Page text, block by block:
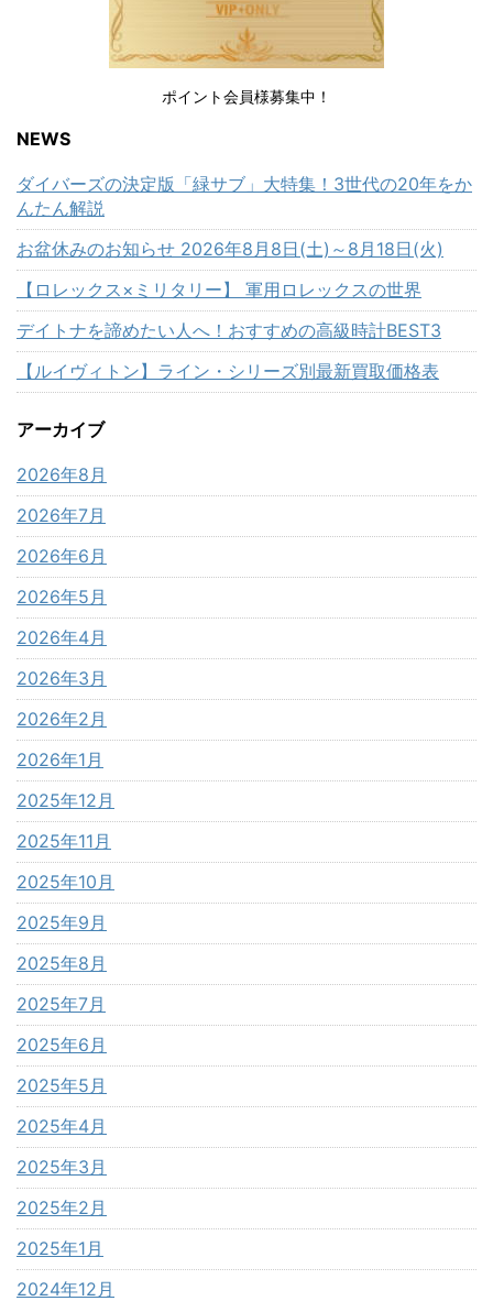
ポイント会員様募集中！
NEWS
ダイバーズの決定版「緑サブ」大特集！3世代の20年をか
んたん解説
お盆休みのお知らせ 2026年8月8日(土)～8月18日(火)
【ロレックス×ミリタリー】 軍用ロレックスの世界
デイトナを諦めたい人へ！おすすめの高級時計BEST3
【ルイヴィトン】ライン・シリーズ別最新買取価格表
アーカイブ
2026年8月
2026年7月
2026年6月
2026年5月
2026年4月
2026年3月
2026年2月
2026年1月
2025年12月
2025年11月
2025年10月
2025年9月
2025年8月
2025年7月
2025年6月
2025年5月
2025年4月
2025年3月
2025年2月
2025年1月
2024年12月